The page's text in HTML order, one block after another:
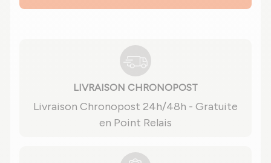
LIVRAISON CHRONOPOST
Livraison Chronopost 24h/48h - Gratuite
en Point Relais